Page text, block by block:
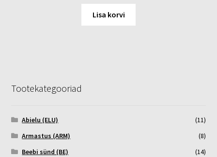
Lisa korvi
Tootekategooriad
Abielu (ELU)
(11)
Armastus (ARM)
(8)
Beebi sünd (BE)
(14)